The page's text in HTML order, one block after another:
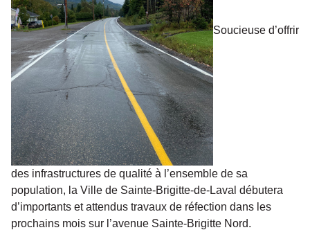
Soucieuse d’offrir
des infrastructures de qualité à l’ensemble de sa
population, la Ville de Sainte-Brigitte-de-Laval débutera
d’importants et attendus travaux de réfection dans les
prochains mois sur l’avenue Sainte-Brigitte Nord.